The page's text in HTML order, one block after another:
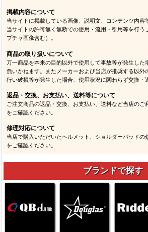
掲載内容について
当サイトに掲載している画像、説明文、コンテンツ内容
当サイトの許可無く無断での使用・流用・引用等を行う
プチャ画像含む）。
商品の取り扱いについて
万一商品を本来の目的以外で使用して事故等が発生した
負いかねます。またメーカーおよび当店が推奨する以外
行い破損等が発生した場合、使用状況に関わらず交換・
返品・交換、お支払い、送料等について
ご注文商品の返品・交換、お支払い、送料など当店のご
をご確認ください。
修理対応について
当店で購入いただいたヘルメット、ショルダーパッドの
をご確認ください。
ブランドで探す